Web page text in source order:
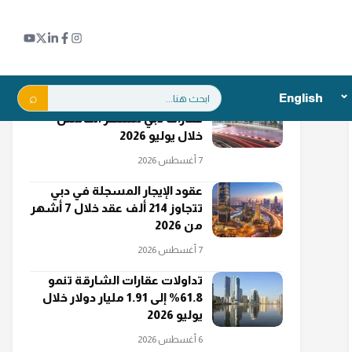
English بحث:
"دبي الجنوب" تتصدر مبيعات
عقارات دبي للشهر الخامس
خلال يوليو 2026
7 أغسطس 2026
عقود الإيجار المسجلة في دبي
تتجاوز 214 ألف عقد خلال 7 أشهر
من 2026
7 أغسطس 2026
تداولات عقارات الشارقة تنمو
61.8% إلى 1.91 مليار دولار خلال
يوليو 2026
6 أغسطس 2026